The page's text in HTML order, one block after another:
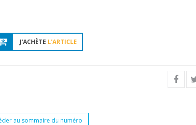
J'ACHÈTE L'ARTICLE
au sommaire du numéro